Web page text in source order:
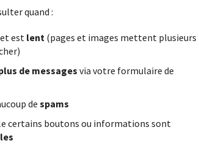
quand :
est lent(pages et images mettent plusieurs
de messages via votre formulaire de
de spams
certains boutons ou informations sont